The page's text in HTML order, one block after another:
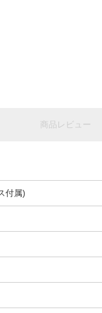
商品レビュー
付属)